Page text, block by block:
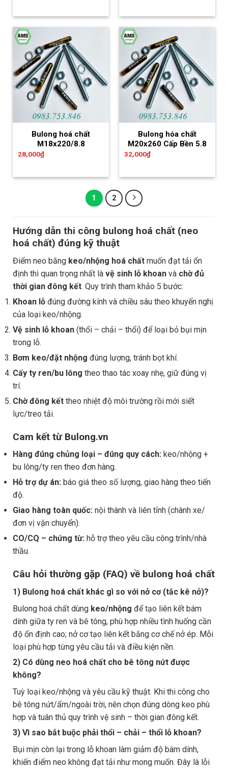
Bulong hoá chất
M18x220/8.8
28,000₫
Bulong hóa chất
M20x260 Cấp Bền 5.8
32,000₫
1 2
Hướng dẫn thi công bulong hoá chất (neo
hoá chất) đúng kỹ thuật
Điểm neo bằng keo/nhộng hoá chất muốn đạt tải ổn
định thì quan trọng nhất là vệ sinh lỗ khoan và chờ đủ
thời gian đông kết. Quy trình tham khảo 5 bước:
Khoan lỗ đúng đường kính và chiều sâu theo khuyến nghị
của loại keo/nhộng.
Vệ sinh lỗ khoan (thổi – chải – thổi) để loại bỏ bụi mịn
trong lỗ.
Bơm keo/đặt nhộng đúng lượng, tránh bọt khí.
Cấy ty ren/bu lông theo thao tác xoay nhẹ, giữ đúng vị
trí.
Chờ đông kết theo nhiệt độ môi trường rồi mới siết
lực/treo tải.
Cam kết từ Bulong.vn
Hàng đúng chủng loại – đúng quy cách: keo/nhộng +
bu lông/ty ren theo đơn hàng.
Hỗ trợ dự án: báo giá theo số lượng, giao hàng theo tiến
độ.
Giao hàng toàn quốc: nội thành và liên tỉnh (chành xe/
đơn vị vận chuyển).
CO/CQ – chứng từ: hỗ trợ theo yêu cầu công trình/nhà
thầu.
Câu hỏi thường gặp (FAQ) về bulong hoá chất
1) Bulong hoá chất khác gì so với nở cơ (tắc kê nở)?
Bulong hoá chất dùng keo/nhộng để tạo liên kết bám
dính giữa ty ren và bê tông, phù hợp nhiều tình huống cần
độ ổn định cao; nở cơ tạo liên kết bằng cơ chế nở ép. Mỗi
loại phù hợp từng yêu cầu tải và điều kiện nền.
2) Có dùng neo hoá chất cho bê tông nứt được
không?
Tuỳ loại keo/nhộng và yêu cầu kỹ thuật. Khi thi công cho
bê tông nứt/ẩm/ngoài trời, nên chọn đúng dòng keo phù
hợp và tuân thủ quy trình vệ sinh – thời gian đông kết.
3) Vì sao bắt buộc phải thổi – chải – thổi lỗ khoan?
Bụi mịn còn lại trong lỗ khoan làm giảm độ bám dính,
khiến điểm neo không đạt tải như mong muốn. Đây là lỗi